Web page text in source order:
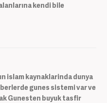
kendi bile
islam kaynaklarinda dunya
gunes sistemi var ve
Gunesten buyuk tasfir